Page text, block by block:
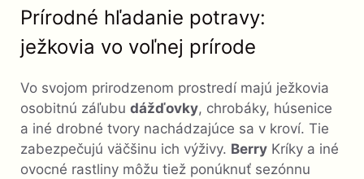
Prírodné hľadanie potravy:
ježkovia vo voľnej prírode
Vo svojom prirodzenom prostredí majú ježkovia
osobitnú záľubu dážďovky, chrobáky, húsenice
a iné drobné tvory nachádzajúce sa v kroví. Tie
zabezpečujú väčšinu ich výživy. Berry Kríky a iné
ovocné rastliny môžu tiež ponúknuť sezónnu